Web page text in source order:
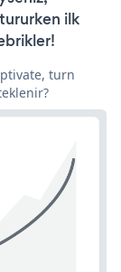
ilk
turn